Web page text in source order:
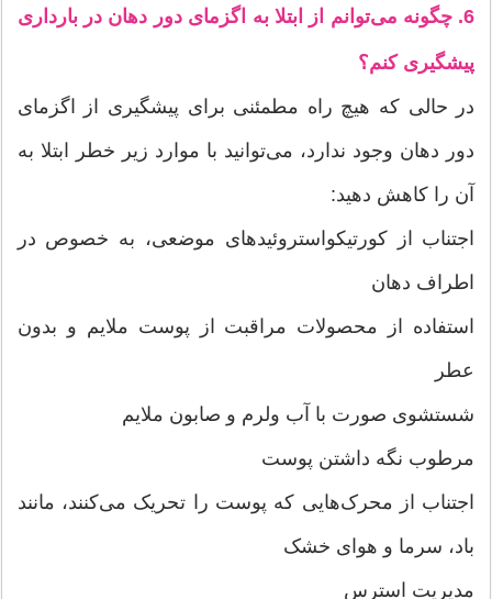
6. چگونه می‌توانم از ابتلا به اگزمای دور دهان در بارداری
پیشگیری کنم؟
در حالی که هیچ راه مطمئنی برای پیشگیری از اگزمای
دور دهان وجود ندارد، می‌توانید با موارد زیر خطر ابتلا به
آن را کاهش دهید:
اجتناب از کورتیکواستروئیدهای موضعی، به خصوص در
اطراف دهان
استفاده از محصولات مراقبت از پوست ملایم و بدون
عطر
شستشوی صورت با آب ولرم و صابون ملایم
مرطوب نگه داشتن پوست
اجتناب از محرک‌هایی که پوست را تحریک می‌کنند، مانند
باد، سرما و هوای خشک
مدیریت استرس